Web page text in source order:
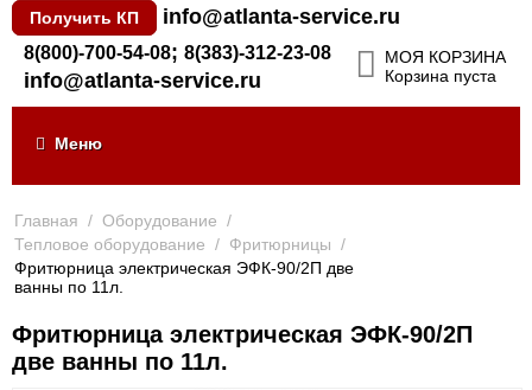
Получить КП info@atlanta-service.ru
8(800)-700-54-08; 8(383)-312-23-08
info@atlanta-service.ru
МОЯ КОРЗИНА
Корзина пуста
Меню
Главная / Оборудование /
Тепловое оборудование / Фритюрницы /
Фритюрница электрическая ЭФК-90/2П две
ванны по 11л.
Фритюрница электрическая ЭФК-90/2П
две ванны по 11л.